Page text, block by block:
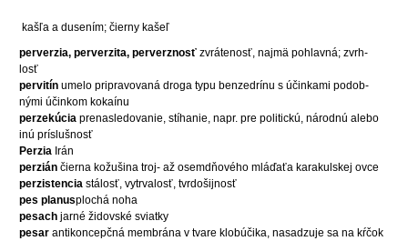
kašľa a dusením; čierny kašeľ
perverzia, perverzita, perverznosť zvrátenosť, najmä pohlavná; zvrh-
losť
pervitín umelo pripravovaná droga typu benzedrínu s účinkami podob-
nými účinkom kokaínu
perzekúcia prenasledovanie, stíhanie, napr. pre politickú, národnú alebo
inú príslušnosť
Perzia Irán
perzián čierna kožušina troj- až osemdňového mláďaťa karakulskej ovce
perzistencia stálosť, vytrvalosť, tvrdošijnosť
pes planusplochá noha
pesach jarné židovské sviatky
pesar antikoncepčná membrána v tvare klobúčika, nasadzuje sa na kŕčok